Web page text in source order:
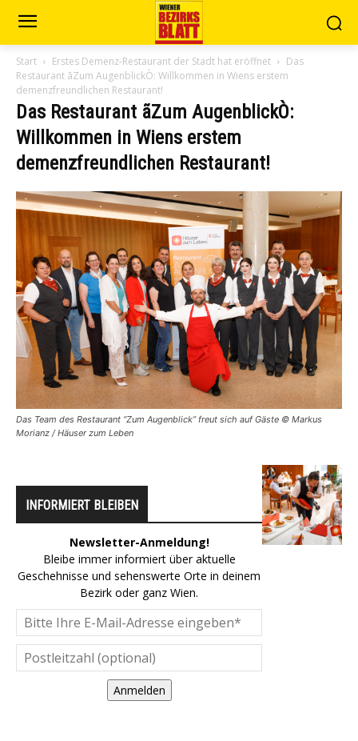
Start Erstes Demenz-Restaurant der Stadt hat eröffnet
Das
Restaurant ãZum AugenblickÒ: Willkommen in Wiens erstem
demenzfreundlichen Restaurant!
Das Restaurant ãZum AugenblickÒ:
Willkommen in Wiens erstem
demenzfreundlichen Restaurant!
Das Team des Restaurant “Zum Augenblick” freut sich auf Gäste © Markus
Morianz / Häuser zum Leben
INFORMIERT BLEIBEN
Newsletter-Anmeldung!
Bleibe immer informiert über aktuelle
Geschehnisse und sehenswerte Orte in deinem
Bezirk oder ganz Wien.
Anmelden